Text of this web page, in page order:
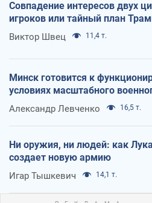
Совпадение интересов двух
игроков или тайный план
Виктор Швец 11,4 т.
Минск готовится к
условиях масштабного
Александр Левченко 16,5 т.
Ни оружия, ни людей: как
создает новую армию
Игар Тышкевич 14,1 т.